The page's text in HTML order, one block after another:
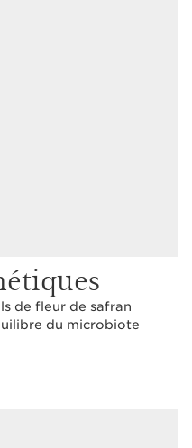
de fleur de safran
du microbiote